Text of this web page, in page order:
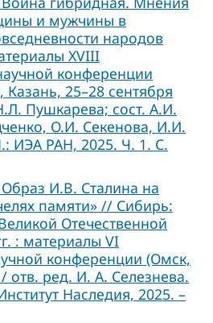
и мужчины в
народов
XVIII
конференции
25–28 сентября
Пушкарева; сост. А.И.
О.И. Секенова, И.И.
ИЭА РАН, 2025. Ч. 1. С.
Образ И.В. Сталина на
памяти» // Сибирь:
Отечественной
: материалы VI
конференции (Омск,
отв. ред. И. А. Селезнева.
Наследия, 2025. –